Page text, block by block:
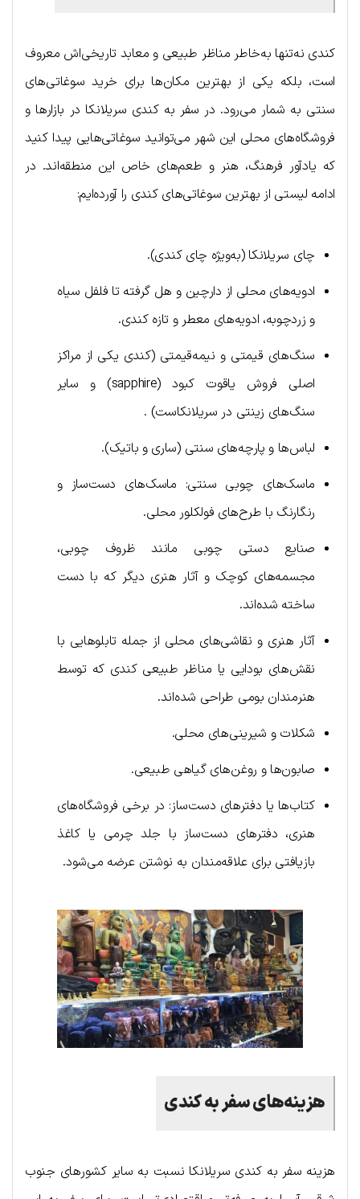
کندی نه‌تنها به‌خاطر مناظر طبیعی و معابد تاریخی‌اش معروف
است، بلکه یکی از بهترین مکان‌ها برای خرید سوغاتی‌های
سنتی به شمار می‌رود. در سفر به کندی سریلانکا در بازارها و
فروشگاه‌های محلی این شهر می‌توانید سوغاتی‌هایی پیدا کنید
که یادآور فرهنگ، هنر و طعم‌های خاص این منطقه‌اند. در
ادامه لیستی از بهترین سوغاتی‌های کندی را آورده‌ایم:
چای سریلانکا (به‌ویژه چای کندی).
ادویه‌های محلی از دارچین و هل گرفته تا فلفل سیاه
و زردچوبه، ادویه‌های معطر و تازه کندی.
سنگ‌های قیمتی و نیمه‌قیمتی (کندی یکی از مراکز
اصلی فروش یاقوت کبود (sapphire) و سایر
سنگ‌های زینتی در سریلانکاست) .
لباس‌ها و پارچه‌های سنتی (ساری و باتیک).
ماسک‌های چوبی سنتی: ماسک‌های دست‌ساز و
رنگارنگ با طرح‌های فولکلور محلی.
صنایع دستی چوبی مانند ظروف چوبی،
مجسمه‌های کوچک و آثار هنری دیگر که با دست
ساخته شده‌اند.
آثار هنری و نقاشی‌های محلی از جمله تابلوهایی با
نقش‌های بودایی یا مناظر طبیعی کندی که توسط
هنرمندان بومی طراحی شده‌اند.
شکلات و شیرینی‌های محلی.
صابون‌ها و روغن‌های گیاهی طبیعی.
کتاب‌ها یا دفترهای دست‌ساز: در برخی فروشگاه‌های
هنری، دفترهای دست‌ساز با جلد چرمی یا کاغذ
بازیافتی برای علاقه‌مندان به نوشتن عرضه می‌شود.
هزینه‌های سفر به کندی
هزینه سفر به کندی سریلانکا نسبت به سایر کشورهای جنوب